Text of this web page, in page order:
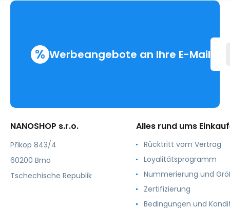
% Werbeangebote an Ihre E-Mail
NANOSHOP s.r.o.
Příkop 843/4
60200 Brno
Tschechische Republik
Alles rund ums
Rücktritt vom Vertrag
Loyalitätsprogramm
Nummerierung und
Zertifizierung
Bedingungen und